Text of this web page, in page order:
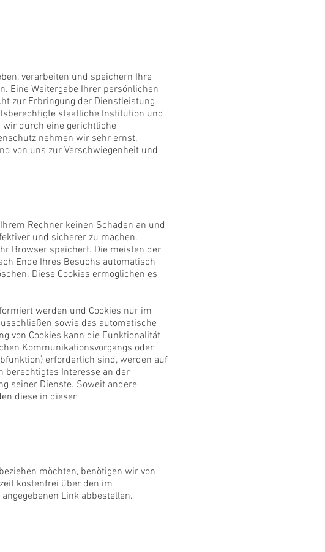
verarbeiten und speichern Ihre
Eine Weitergabe Ihrer persönlichen
zur Erbringung der Dienstleistung
staatliche Institution und
durch eine gerichtliche
nehmen wir sehr ernst.
von uns zur Verschwiegenheit und
Rechner keinen Schaden an und
und sicherer zu machen.
Browser speichert. Die meisten der
Ende Ihres Besuchs automatisch
Diese Cookies ermöglichen es
werden und Cookies nur im
sowie das automatische
von Cookies kann die Funktionalität
Kommunikationsvorgangs oder
erforderlich sind, werden auf
berechtigtes Interesse an der
seiner Dienste. Soweit andere
diese in dieser
möchten, benötigen wir von
kostenfrei über den im
Link abbestellen.